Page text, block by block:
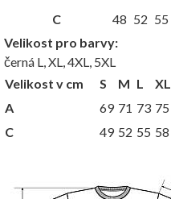
C
48 52 55
Velikost pro barvy:
černá L, XL, 4XL, 5XL
Velikost v cm
S M L XL
A
69 71 73 75
C
49 52 55 58